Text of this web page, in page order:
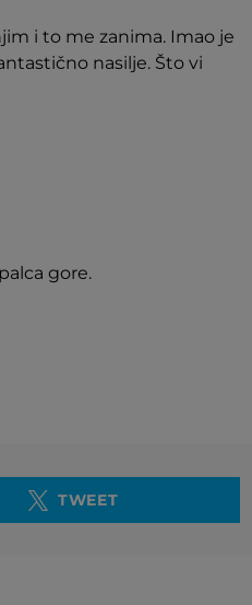
i to me zanima. Imao je
nasilje. Što vi
gore.
TWEET